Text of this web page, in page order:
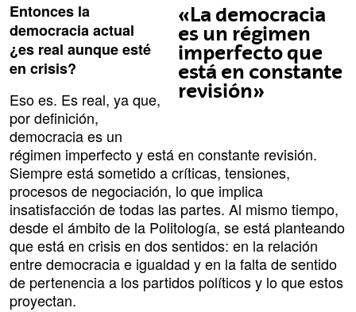
«La democracia
es un régimen
imperfecto que
está en constante
revisión»
Entonces la
democracia actual
¿es real aunque esté
en crisis?
Eso es. Es real, ya que,
por definición,
democracia es un
régimen imperfecto y está en constante revisión.
Siempre está sometido a críticas, tensiones,
procesos de negociación, lo que implica
insatisfacción de todas las partes. Al mismo tiempo,
desde el ámbito de la Politología, se está planteando
que está en crisis en dos sentidos: en la relación
entre democracia e igualdad y en la falta de sentido
de pertenencia a los partidos políticos y lo que estos
proyectan.